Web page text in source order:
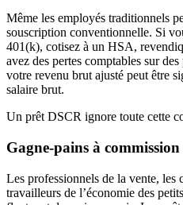
Même les employés traditionnels
souscription conventionnelle. Si
401(k), cotisez à un HSA,
avez des pertes comptables sur
votre revenu brut ajusté peut être
salaire brut.
Un prêt DSCR ignore toute cette
Gagne-pains à
Les professionnels de la vente, les
travailleurs de l’économie des